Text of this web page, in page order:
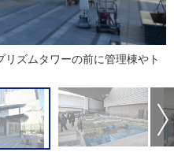
ズムタワーの前に管理棟やト